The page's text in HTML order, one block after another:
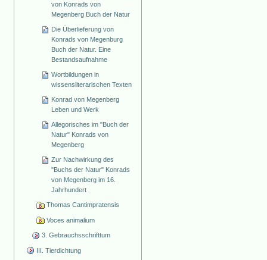
von Konrads von
Megenberg Buch der Natur
Die Überlieferung von
Konrads von Megenburg
Buch der Natur. Eine
Bestandsaufnahme
Wortbildungen in
wissensliterarischen Texten
Konrad von Megenberg
Leben und Werk
Allegorisches im "Buch der
Natur" Konrads von
Megenberg
Zur Nachwirkung des
"Buchs der Natur" Konrads
von Megenberg im 16.
Jahrhundert
Thomas Cantimpratensis
Voces animalium
3. Gebrauchsschrifttum
III. Tierdichtung